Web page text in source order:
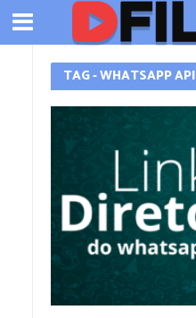
TAG - WHATSAPP API